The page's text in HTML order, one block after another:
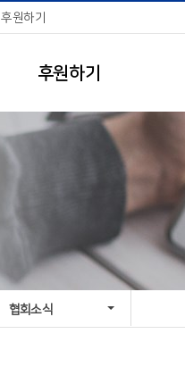
후원하기
후원하기
협회소식